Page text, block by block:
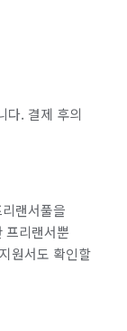
다. 결제 후의
랜서풀을
프리랜서뿐
원서도 확인할